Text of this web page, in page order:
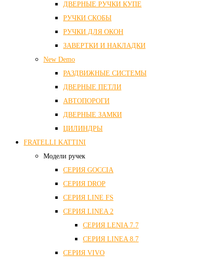
ДВЕРНЫЕ РУЧКИ КУПЕ
РУЧКИ СКОБЫ
РУЧКИ ДЛЯ ОКОН
ЗАВЕРТКИ И НАКЛАДКИ
New Demo
РАЗДВИЖНЫЕ СИСТЕМЫ
ДВЕРНЫЕ ПЕТЛИ
АВТОПОРОГИ
ДВЕРНЫЕ ЗАМКИ
ЦИЛИНДРЫ
FRATELLI KATTINI
Модели ручек
СЕРИЯ GOCCIA
СЕРИЯ DROP
СЕРИЯ LINE FS
СЕРИЯ LINEA 2
СЕРИЯ LENIA 7.7
СЕРИЯ LINEA 8.7
СЕРИЯ VIVO